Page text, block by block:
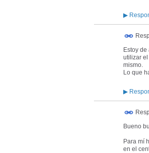
▶
Estoy
utilizar
mismo.
Lo que
▶
Bueno
Para mí
en el